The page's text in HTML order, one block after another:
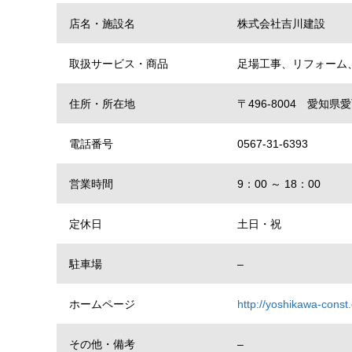
店名・施設名 株式会社吉川建設
取扱サービス・商品 足場工事、リフォーム
住所・所在地 〒496-8004 愛知県愛
電話番号 0567-31-6393
営業時間 9：00 ～ 18：00
定休日 土日・祝
駐車場 –
ホームページ http://yoshikawa-
その他・備考 –